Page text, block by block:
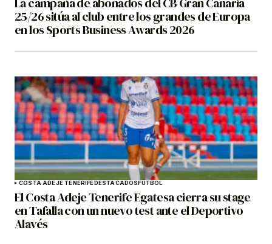
25/26 sitúa al club entre los grandes de Europa
en los Sports Business Awards 2026
COSTA ADEJE TENERIFE DESTACADOS FÚTBOL
El Costa Adeje Tenerife Egatesa cierra su stage
en Tafalla con un nuevo test ante el Deportivo
Alavés